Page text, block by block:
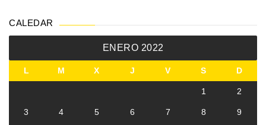
CALEDAR
ENERO 2022
L M X J V S D
1 2
3 4 5 6 7 8 9